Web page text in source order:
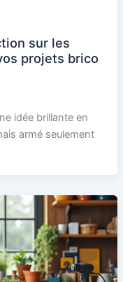
sur les
projets brico
idée brillante en
armé seulement